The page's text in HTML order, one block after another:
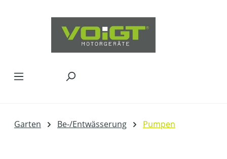
Garten Be-/Entwässerung Pumpen